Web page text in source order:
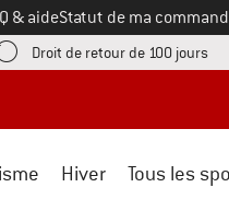
& aideStatut de ma
une boîte d'information
Droit de retour de 100 jours
Hiver Tous les